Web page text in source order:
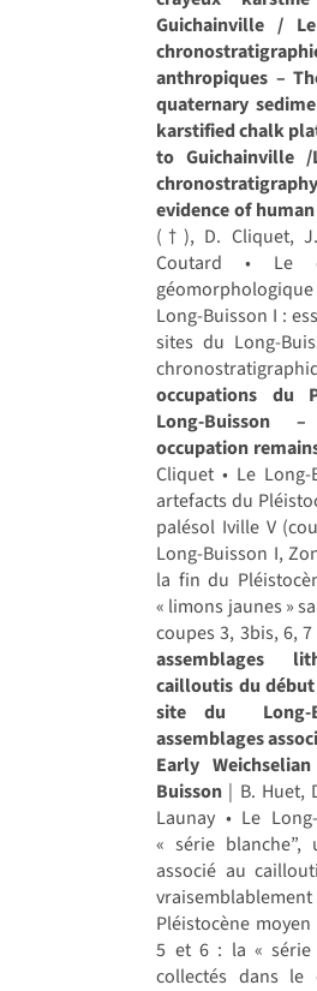
Guichainville /
anthropiques –
quaternary
karstified chalk
to Guichainville /
evidence of
(†), D. Cliquet,
Coutard • Le
géomorphologique
Long-Buisson I :
sites du Long-
occupations du
Long-Buisson
occupation
Cliquet • Le
artefacts du
palésol Iville V
Long-Buisson I,
la fin du
« limons jaunes »
coupes 3, 3bis, 6,
assemblages
cailloutis du
site du Long-
assemblages
Early
Buisson | B. Huet,
Launay • Le
« série blanche”,
associé au
Pléistocène
5 et 6 : la « série
collectés dans